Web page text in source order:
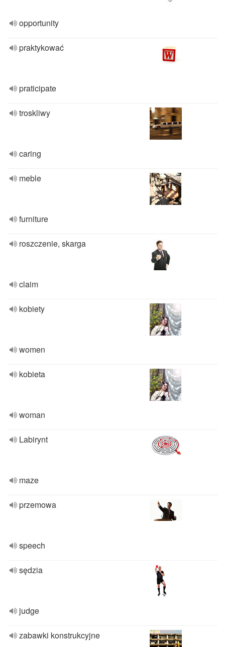
opportunity
praktykować
praticipate
troskliwy
caring
meble
furniture
roszczenie, skarga
claim
kobiety
women
kobieta
woman
Labirynt
maze
przemowa
speech
sędzia
judge
zabawki konstrukcyjne